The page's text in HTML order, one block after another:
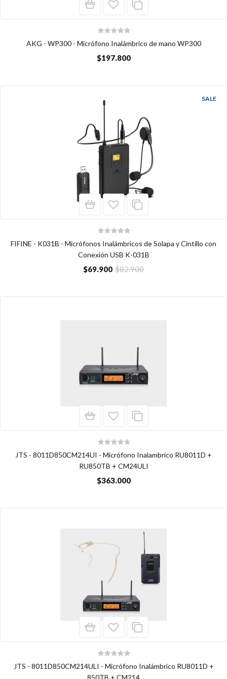
AKG - WP300 - Micrófono Inalámbrico de mano WP300
$197.800
SALE
FIFINE - K031B - Micrófonos Inalámbricos de Solapa y Cintillo con
Conexión USB K-031B
$69.900 $82.900
JTS - 8011D850CM214UI - Micrófono Inalambrico RU8011D +
RU850TB + CM24ULI
$363.000
JTS - 8011D850CM214ULI - Micrófono Inalámbrico RU8011D +
850TB + CM214